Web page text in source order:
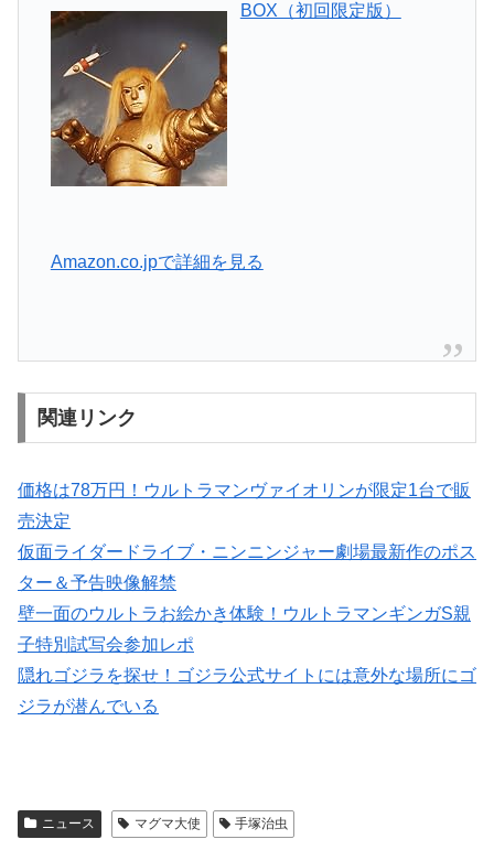
BOX（初回限定版）
Amazon.co.jpで詳細を見る
関連リンク
価格は78万円！ウルトラマンヴァイオリンが限定1台で販
売決定
仮面ライダードライブ・ニンニンジャー劇場最新作のポス
ター＆予告映像解禁
壁一面のウルトラお絵かき体験！ウルトラマンギンガS親
子特別試写会参加レポ
隠れゴジラを探せ！ゴジラ公式サイトには意外な場所にゴ
ジラが潜んでいる
ニュース マグマ大使 手塚治虫